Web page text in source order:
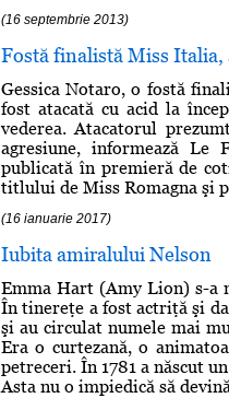
(16 septembrie 2013)
Fostă finalistă Miss Italia,
Gessica Notaro, o fostă
fost atacată cu acid la
vederea. Atacatorul
agresiune, informează
publicată în premieră de
titlului de Miss Romagna şi
(16 ianuarie 2017)
Iubita amiralului Nelson
Emma Hart (Amy Lion) s-a
În tinereţe a fost actriţă şi
şi au circulat numele mai
Era o curtezană, o
petreceri. În 1781 a născut
Asta nu o impiedică să